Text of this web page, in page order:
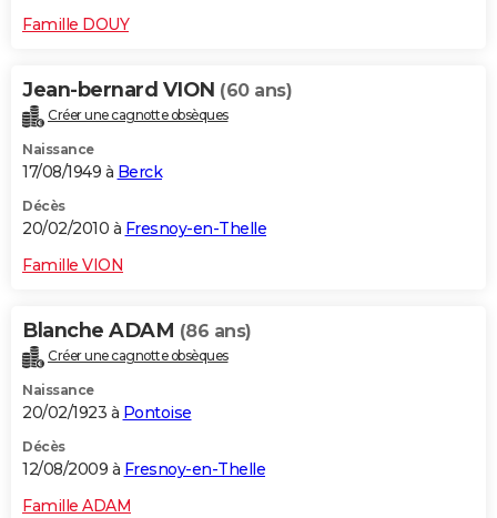
Famille DOUY
Jean-bernard VION (60 ans)
Créer une cagnotte obsèques
Naissance
17/08/1949 à Berck
Décès
20/02/2010 à Fresnoy-en-Thelle
Famille VION
Blanche ADAM (86 ans)
Créer une cagnotte obsèques
Naissance
20/02/1923 à Pontoise
Décès
12/08/2009 à Fresnoy-en-Thelle
Famille ADAM